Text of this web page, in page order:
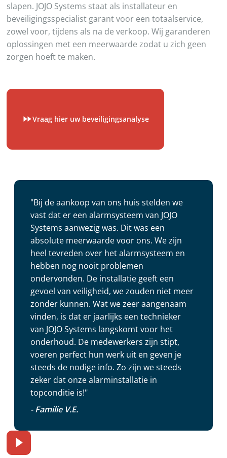
slapen. JOJO Systems staat als installateur en
beveiligingsspecialist garant voor een totaalservice,
zowel voor, tijdens als na de verkoop. Wij garanderen
oplossingen met een meerwaarde zodat u zich geen
zorgen hoeft te maken.
Vraag hier uw beveiligingsanalyse
"Bij de aankoop van ons huis stelden we
vast dat er een alarmsysteem van JOJO
Systems aanwezig was. Dit was een
absolute meerwaarde voor ons. We zijn
heel tevreden over het alarmsysteem en
hebben nog nooit problemen
ondervonden. De installatie geeft een
gevoel van veiligheid, we zouden niet meer
zonder kunnen. Wat we zeer aangenaam
vinden, is dat er jaarlijks een technieker
van JOJO Systems langskomt voor het
onderhoud. De medewerkers zijn stipt,
voeren perfect hun werk uit en geven je
steeds de nodige info. Zo zijn we steeds
zeker dat onze alarminstallatie in
topconditie is!"
- Familie V.E.